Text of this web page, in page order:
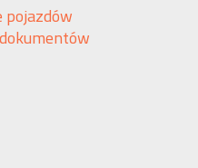
pojazdów